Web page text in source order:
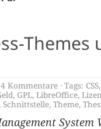
Themes
4 Kommentare Tags: CSS,
, GPL, LibreOffice,
Schnittstelle, Theme,
System